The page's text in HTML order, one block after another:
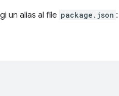
un alias al file package.json :